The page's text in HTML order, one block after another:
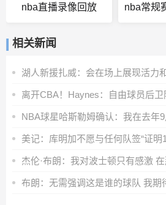
nba直播录像回放
相关新闻